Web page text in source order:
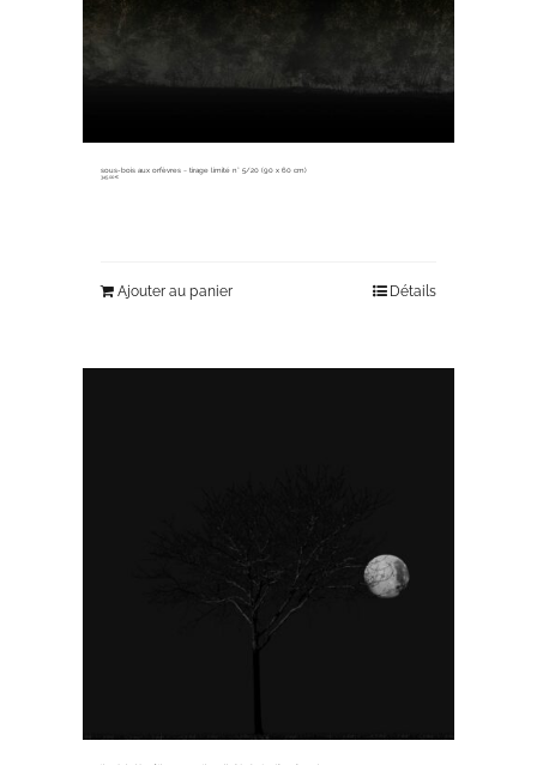
sous-bois aux orfèvres ~ tirage limité n° 5/20 (90 x 60 cm)
345,00€
Ajouter au panier Détails